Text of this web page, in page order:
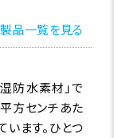
品一覧を見る
防水素材」で
平方センチあた
ます。ひとつ